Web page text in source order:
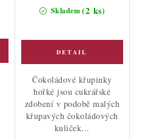
Skladem(2 ks)
Čokoládové křupinky
hořké jsou cukrářské
zdobení v podobě malých
křupavých čokoládových
kuliček...